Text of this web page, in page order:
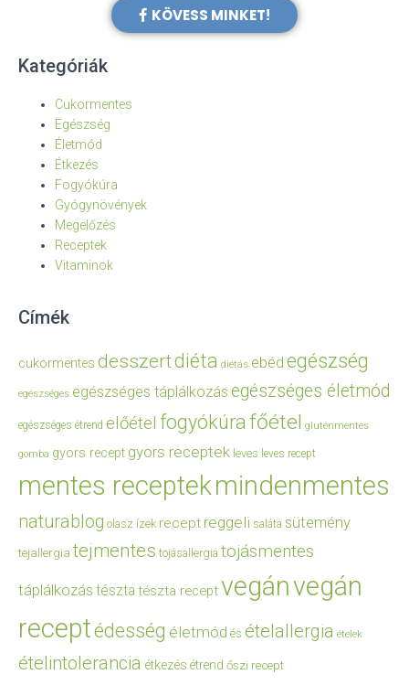
KÖVESS MINKET!
Kategóriák
Cukormentes
Egészség
Életmód
Étkezés
Fogyókúra
Gyógynövények
Megelőzés
Receptek
Vitaminok
Címék
cukormentes desszertdiéta diétás ebéd egészség
egészséges egészséges táplálkozás egészséges életmód
egészséges étrend előétel fogyókúrafőétel gluténmentes
gomba gyors recept gyors receptek leves leves recept
mentes receptekmindenmentes
naturablog olasz ízek recept reggeli saláta sütemény
tejallergia tejmentes tojásallergia tojásmentes
táplálkozás tészta tészta receptvegánvegán
receptédesség életmód és ételallergia ételek
ételintolerancia étkezés étrend őszi recept